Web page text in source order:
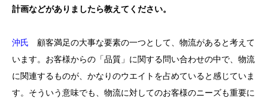
計画などがありましたら教えてください。
沖氏 顧客満足の大事な要素の一つとして、物流があると考えて
います。お客様からの「品質」に関する問い合わせの中で、物流
に関連するものが、かなりのウエイトを占めていると感じていま
す。そういう意味でも、物流に対してのお客様のニーズも重要に